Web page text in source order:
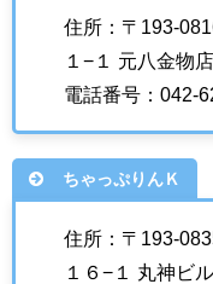
住所：〒193-
１−１ 元八金物店
電話番号：042-
ちゃっぷりんＫ
住所：〒193-
１６−１ 丸神ビ